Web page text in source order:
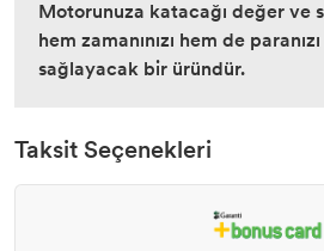
Motorunuza katacağı değer ve
hem zamanınızı hem de
sağlayacak bir üründür.
Taksit Seçenekleri